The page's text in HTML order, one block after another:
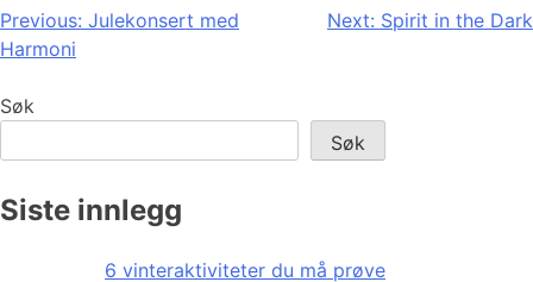
Innleggsnavigasjon
Previous: Julekonsert med
Harmoni
Next: Spirit in the Dark
Søk
Søk
Siste innlegg
6 vinteraktiviteter du må prøve